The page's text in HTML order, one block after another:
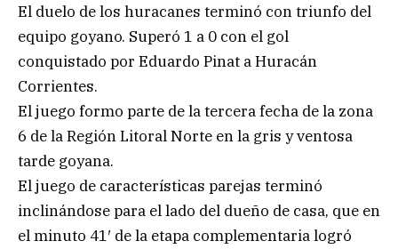
El duelo de los huracanes terminó con triunfo del
equipo goyano. Superó 1 a 0 con el gol
conquistado por Eduardo Pinat a Huracán
Corrientes.
El juego formo parte de la tercera fecha de la zona
6 de la Región Litoral Norte en la gris y ventosa
tarde goyana.
El juego de características parejas terminó
inclinándose para el lado del dueño de casa, que en
el minuto 41′ de la etapa complementaria logró